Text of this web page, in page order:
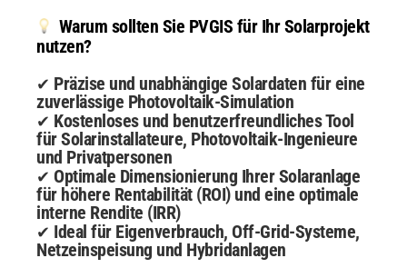
Warum sollten Sie PVGIS für Ihr Solarprojekt
nutzen?
✔ Präzise und unabhängige Solardaten für eine
zuverlässige Photovoltaik-Simulation
✔ Kostenloses und benutzerfreundliches Tool
für Solarinstallateure, Photovoltaik-Ingenieure
und Privatpersonen
✔ Optimale Dimensionierung Ihrer Solaranlage
für höhere Rentabilität (ROI) und eine optimale
interne Rendite (IRR)
✔ Ideal für Eigenverbrauch, Off-Grid-Systeme,
Netzeinspeisung und Hybridanlagen